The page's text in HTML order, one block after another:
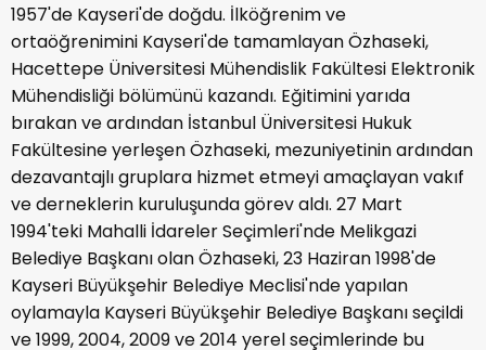
1957'de Kayseri'de doğdu. İlköğrenim ve
ortaöğrenimini Kayseri'de tamamlayan Özhaseki,
Hacettepe Üniversitesi Mühendislik Fakültesi Elektronik
Mühendisliği bölümünü kazandı. Eğitimini yarıda
bırakan ve ardından İstanbul Üniversitesi Hukuk
Fakültesine yerleşen Özhaseki, mezuniyetinin ardından
dezavantajlı gruplara hizmet etmeyi amaçlayan vakıf
ve derneklerin kuruluşunda görev aldı. 27 Mart
1994'teki Mahalli İdareler Seçimleri'nde Melikgazi
Belediye Başkanı olan Özhaseki, 23 Haziran 1998'de
Kayseri Büyükşehir Belediye Meclisi'nde yapılan
oylamayla Kayseri Büyükşehir Belediye Başkanı seçildi
ve 1999, 2004, 2009 ve 2014 yerel seçimlerinde bu